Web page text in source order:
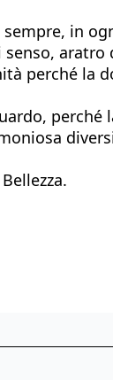
in
perché la
perché